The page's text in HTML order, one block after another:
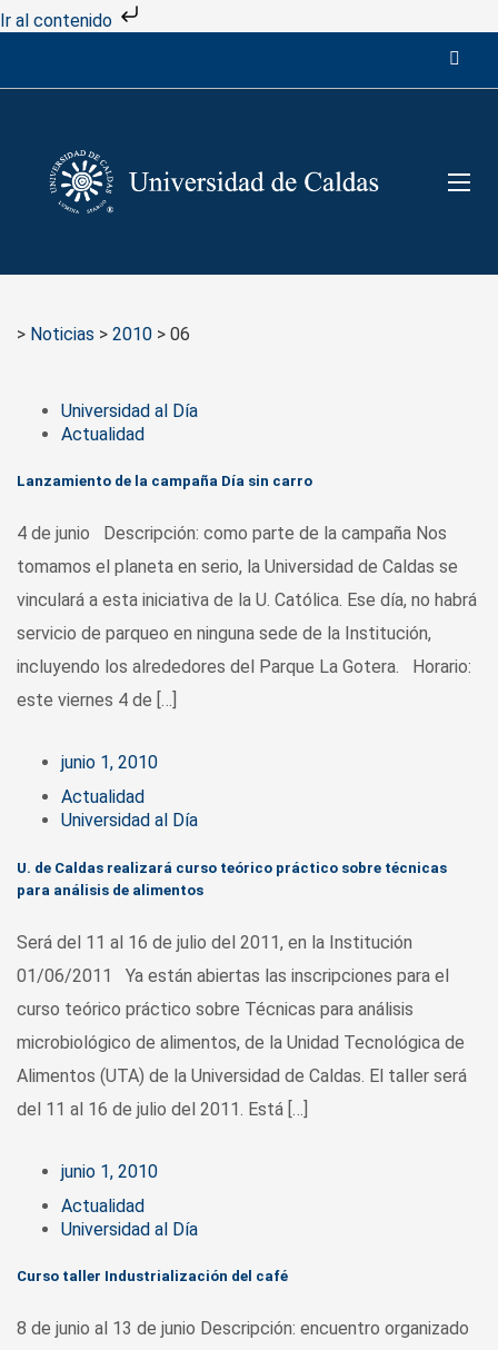
Ir al contenido
> Noticias > 2010 > 06
Universidad al Día
Actualidad
Lanzamiento de la campaña Día sin carro
4 de junio Descripción: como parte de la campaña Nos
tomamos el planeta en serio, la Universidad de Caldas se
vinculará a esta iniciativa de la U. Católica. Ese día, no habrá
servicio de parqueo en ninguna sede de la Institución,
incluyendo los alrededores del Parque La Gotera. Horario:
este viernes 4 de […]
junio 1, 2010
Actualidad
Universidad al Día
U. de Caldas realizará curso teórico práctico sobre técnicas
para análisis de alimentos
Será del 11 al 16 de julio del 2011, en la Institución
01/06/2011 Ya están abiertas las inscripciones para el
curso teórico práctico sobre Técnicas para análisis
microbiológico de alimentos, de la Unidad Tecnológica de
Alimentos (UTA) de la Universidad de Caldas. El taller será
del 11 al 16 de julio del 2011. Está […]
junio 1, 2010
Actualidad
Universidad al Día
Curso taller Industrialización del café
8 de junio al 13 de junio Descripción: encuentro organizado